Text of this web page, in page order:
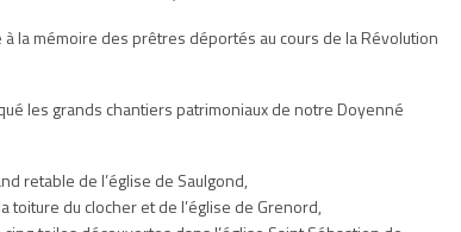
à la mémoire des prêtres déportés au cours de la Révolution
les grands chantiers patrimoniaux de notre Doyenné
retable de l’église de Saulgond,
toiture du clocher et de l’église de Grenord,